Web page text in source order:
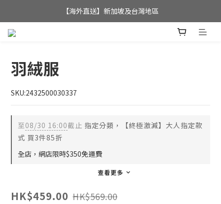
全店滿$350，即可享港澳地區免運費;
【海外直送】新加坡及台灣地區
羽絨服
SKU:2432500030337
至08/30 16:00截止 指定分類，【終極激減】大人指定款
式 買3件85折
全店，網店限時$350免運費
查看更多
HK$459.00 HK$569.00